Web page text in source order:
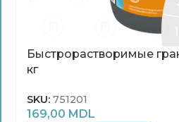
Быстрорастворимые
кг
SKU: 751201
169,00 MDL